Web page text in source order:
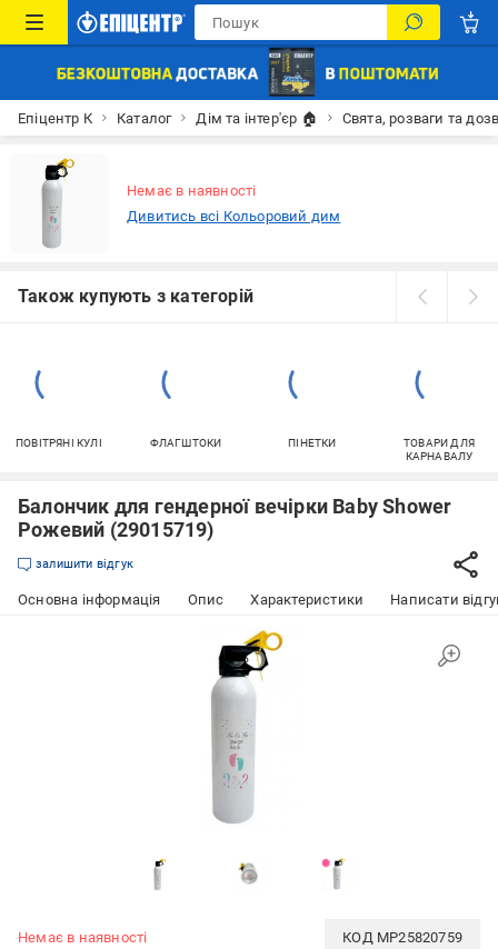
Епіцентр К Каталог Дім та інтер'єр 🏠 Свята, розваги та
Немає в наявності
Дивитись всі Кольоровий дим
Також купують з категорій
ПОВІТРЯНІ КУЛІ ФЛАГШТОКИ ПІНЕТКИ
ТОВАРИ ДЛЯ
КАРНАВАЛУ
Балончик для гендерної вечірки Baby Shower
Рожевий (29015719)
залишити відгук
Основна інформація Опис Характеристики Написати
Немає в наявності КОД MP25820759